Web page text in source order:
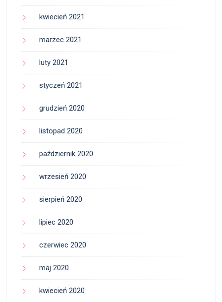
kwiecień 2021
marzec 2021
luty 2021
styczeń 2021
grudzień 2020
listopad 2020
październik 2020
wrzesień 2020
sierpień 2020
lipiec 2020
czerwiec 2020
maj 2020
kwiecień 2020